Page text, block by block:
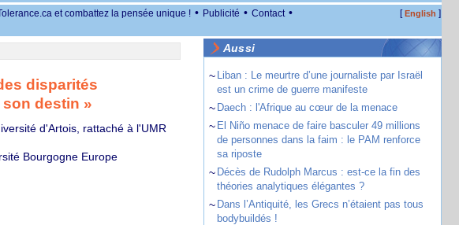
et combattez la pensée unique ! • Publicité • Contact • [English ]
disparités
destin »
d'Artois, rattaché à l'UMR
Bourgogne Europe
Aussi
~ Liban : Le meurtre d’une journaliste par Israël
est un crime de guerre manifeste
~ Daech : l'Afrique au cœur de la menace
~ El Niño menace de faire basculer 49 millions
de personnes dans la faim : le PAM renforce
sa riposte
~ Décès de Rudolph Marcus : est-ce la fin des
théories analytiques élégantes ?
~ Dans l’Antiquité, les Grecs n’étaient pas tous
bodybuildés !